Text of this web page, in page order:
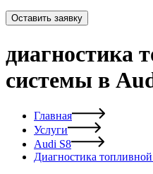
Оставить заявку
диагностика
системы в
Главная
Услуги
Audi S8
Диагностика